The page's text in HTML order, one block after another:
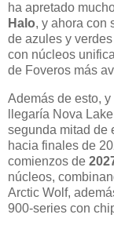
ha apretado
Halo, y ahora con
de azules y
con núcleos
de Foveros más
Además de esto,
llegaría Nova
segunda mitad de
hacia finales de
comienzos de
núcleos,
Arctic Wolf,
900-series con